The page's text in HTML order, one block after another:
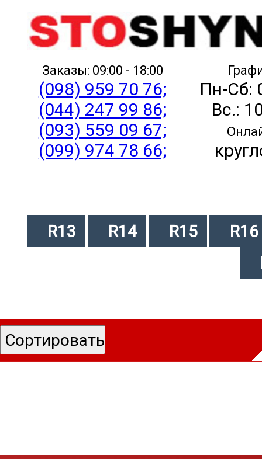
Заказы: 09:00 - 18:00
(098) 959 70 76;
(044) 247 99 86;
(093) 559 09 67;
(099) 974 78 66;
Пн-Сб:
Вс.:
R13 R14 R15
R16